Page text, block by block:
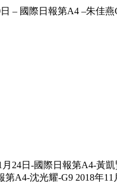
– 國際日報第A4 –朱佳
24日-國際日報第A4-黃
第A4-沈光耀-G9 2018年